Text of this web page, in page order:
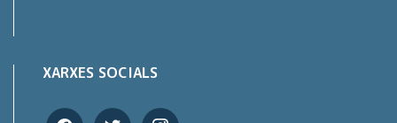
XARXES SOCIALS
facebooktwitter instagram